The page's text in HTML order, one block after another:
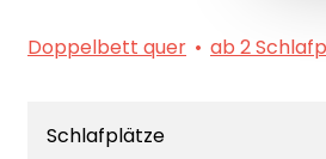
Doppelbett quer ab 2
Schlafplätze